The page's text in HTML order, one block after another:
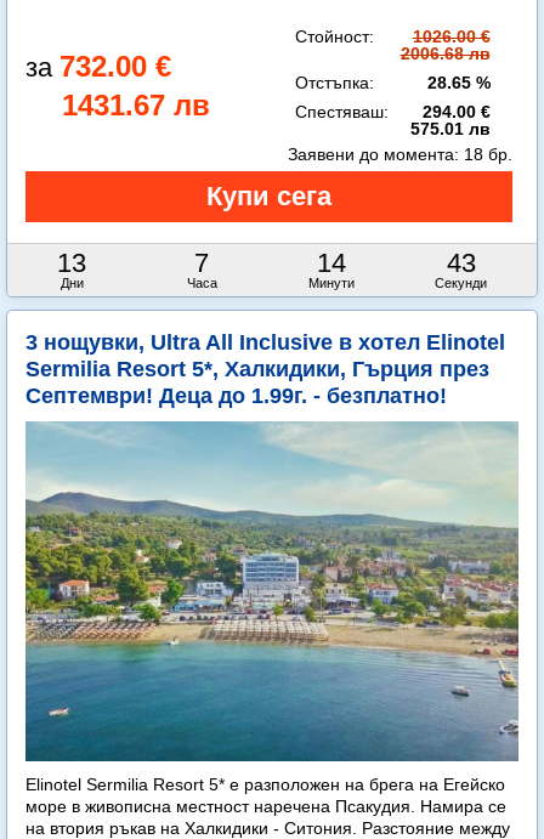
732.00 €
1431.67 лв
Стойност:
1026.00 €
2006.68 лв
Отстъпка:
28.65 %
Спестяваш:
294.00 €
575.01 лв
13
Дни
7
Часа
14
Минути
41
Секунди
Заявени до момента: 18 бр.
3 нощувки, Ultra All Inclusive в хотел Elinotel
Sermilia Resort 5*, Халкидики, Гърция през
Септември! Деца до 1.99г. - безплатно!
Elinotel Sermilia Resort 5* е разположен на брега на Егейско
море в живописна местност наречена Псакудия. Намира се
на втория ръкав на Халкидики - Ситония. Разстояние между